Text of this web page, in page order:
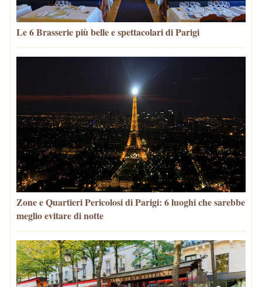
Le 6 Brasserie più belle e spettacolari di Parigi
Zone e Quartieri Pericolosi di Parigi: 6 luoghi che sarebbe
meglio evitare di notte